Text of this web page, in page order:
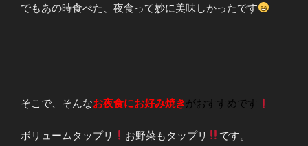
でもあの時食べた、夜食って妙に美味しかったです
そこで、そんなお夜食にお好み焼きがおすすめです
ボリュームタップリ お野菜もタップリ です。